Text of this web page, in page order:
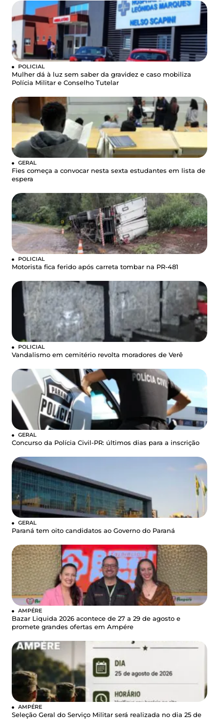
POLICIAL
Mulher dá à luz sem saber da gravidez e caso mobiliza
Polícia Militar e Conselho Tutelar
GERAL
Fies começa a convocar nesta sexta estudantes em lista de
espera
POLICIAL
Motorista fica ferido após carreta tombar na PR-481
POLICIAL
Vandalismo em cemitério revolta moradores de Verê
GERAL
Concurso da Polícia Civil-PR: últimos dias para a inscrição
GERAL
Paraná tem oito candidatos ao Governo do Paraná
AMPÉRE
Bazar Liquida 2026 acontece de 27 a 29 de agosto e
promete grandes ofertas em Ampére
AMPÉRE
Seleção Geral do Serviço Militar será realizada no dia 25 de